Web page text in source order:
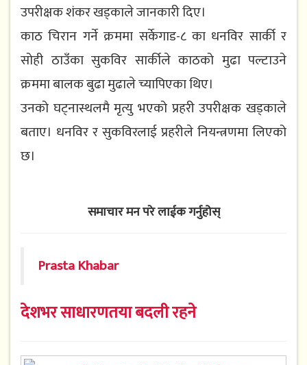
उपरीक्षक शंकर खड्काले जानकारी दिए।
काठ चिरान गर्ने क्रममा सर्केगाड-८ का धनविर सार्की र
सोही ठाउँका सुकविर सार्कीले काठको मुढा पल्टाउने
क्रममा बालक बुढा मुढाले च्यापिएका थिए।
उनको घट्नास्थलमै मृत्यु भएको प्रहरी उपरीक्षक खड्काले
बताए। धनविर र सुकविरलाई प्रहरीले नियन्त्रणमा लिएको
छ।
समाचार मन परे लाईक गर्नुहोस्
Prasta Khabar
देशभर साधारणतया बदली रहने